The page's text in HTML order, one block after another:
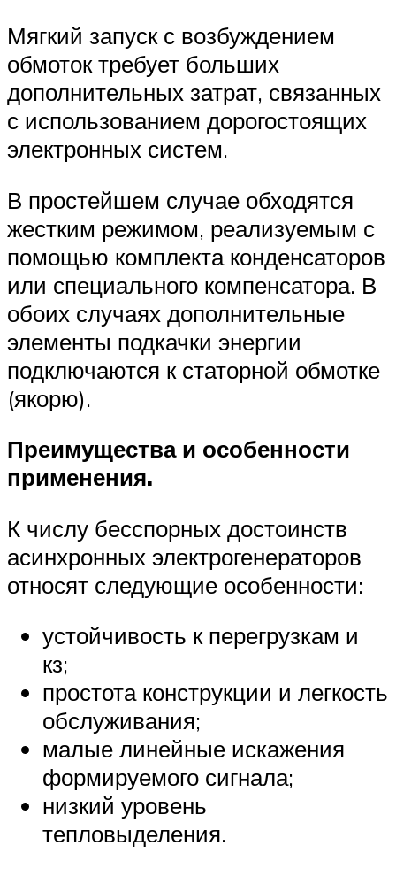
Мягкий запуск с возбуждением
обмоток требует больших
дополнительных затрат, связанных
с использованием дорогостоящих
электронных систем.
В простейшем случае обходятся
жестким режимом, реализуемым с
помощью комплекта конденсаторов
или специального компенсатора. В
обоих случаях дополнительные
элементы подкачки энергии
подключаются к статорной обмотке
(якорю).
Преимущества и особенности
применения.
К числу бесспорных достоинств
асинхронных электрогенераторов
относят следующие особенности:
устойчивость к перегрузкам и
кз;
простота конструкции и легкость
обслуживания;
малые линейные искажения
формируемого сигнала;
низкий уровень
тепловыделения.